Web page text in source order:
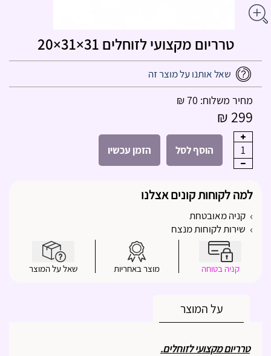
טרריום מקצועי לזוחלים 31×31×20
שאל אותנו על מוצר זה
מחיר משלוח: 70 ₪
299 ₪
1 הוסף לסל הזמן עכשיו
למה לקוחות קונים אצלנו
קניה מאובטחת
שירות לקוחות מנצח
קניה בטוחה מוצר באחריות שאל על המוצר
על המוצר
טרריום מקצועי לזוחלים.